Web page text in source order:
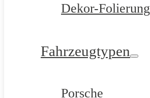
Dekor-Folierung
Fahrzeugtypen
Porsche